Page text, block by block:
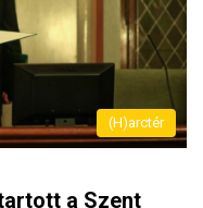
(H)arctér
a Szent